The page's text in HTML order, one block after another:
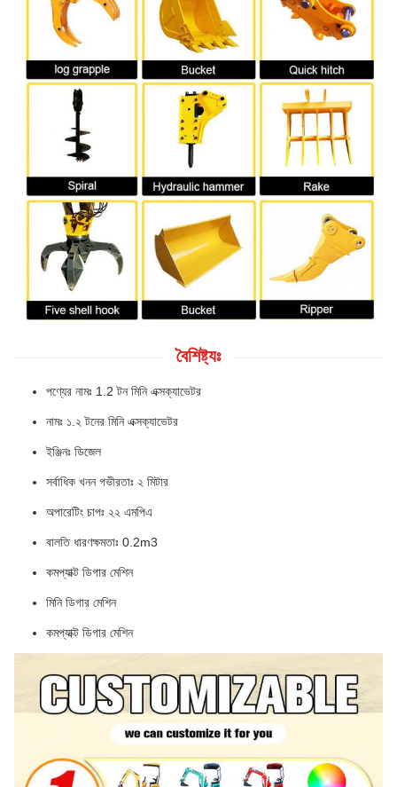
বৈশিষ্ট্যঃ
পণ্যের নামঃ 1.2 টন মিনি এক্সক্যাভেটর
নামঃ ১.২ টনের মিনি এক্সক্যাভেটর
ইঞ্জিনঃ ডিজেল
সর্বাধিক খনন গভীরতাঃ ২ মিটার
অপারেটিং চাপঃ ২২ এমপিএ
বালতি ধারণক্ষমতাঃ 0.2m3
কমপ্যাক্ট ডিগার মেশিন
মিনি ডিগার মেশিন
কমপ্যাক্ট ডিগার মেশিন